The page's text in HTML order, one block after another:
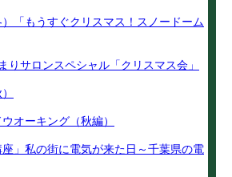
「もうすぐクリスマス！スノードーム
サロンスペシャル「クリスマス会」
オーキング（秋編）
座」私の街に電気が来た日～千葉県の電